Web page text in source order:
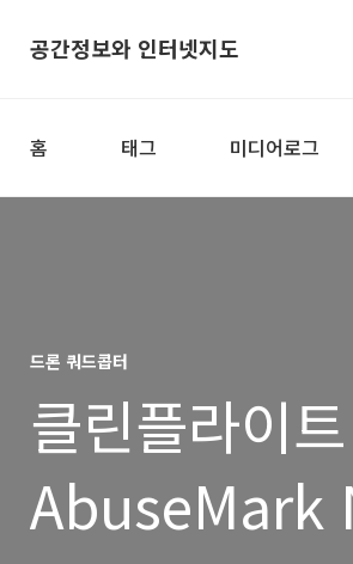
공간정보와 인터넷지도
홈 태그 미디어로그
드론 쿼드콥터
클린플라이
AbuseMark